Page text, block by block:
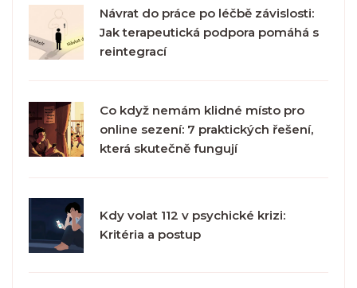
Návrat do práce po léčbě závislosti:
Jak terapeutická podpora pomáhá s
reintegrací
Co když nemám klidné místo pro
online sezení: 7 praktických řešení,
která skutečně fungují
Kdy volat 112 v psychické krizi:
Kritéria a postup